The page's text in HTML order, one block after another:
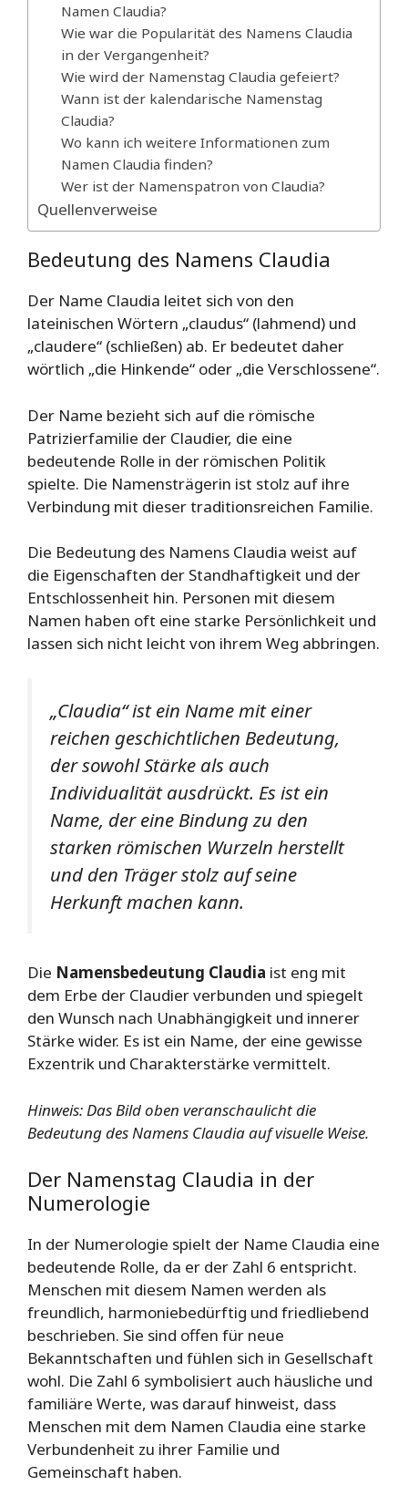
Namen Claudia?
Wie war die Popularität des Namens Claudia
in der Vergangenheit?
Wie wird der Namenstag Claudia gefeiert?
Wann ist der kalendarische Namenstag
Claudia?
Wo kann ich weitere Informationen zum
Namen Claudia finden?
Wer ist der Namenspatron von Claudia?
Quellenverweise
Bedeutung des Namens Claudia
Der Name Claudia leitet sich von den
lateinischen Wörtern „claudus“ (lahmend) und
„claudere“ (schließen) ab. Er bedeutet daher
wörtlich „die Hinkende“ oder „die Verschlossene“.
Der Name bezieht sich auf die römische
Patrizierfamilie der Claudier, die eine
bedeutende Rolle in der römischen Politik
spielte. Die Namensträgerin ist stolz auf ihre
Verbindung mit dieser traditionsreichen Familie.
Die Bedeutung des Namens Claudia weist auf
die Eigenschaften der Standhaftigkeit und der
Entschlossenheit hin. Personen mit diesem
Namen haben oft eine starke Persönlichkeit und
lassen sich nicht leicht von ihrem Weg abbringen.
„Claudia“ ist ein Name mit einer
reichen geschichtlichen Bedeutung,
der sowohl Stärke als auch
Individualität ausdrückt. Es ist ein
Name, der eine Bindung zu den
starken römischen Wurzeln herstellt
und den Träger stolz auf seine
Herkunft machen kann.
Die Namensbedeutung Claudia ist eng mit
dem Erbe der Claudier verbunden und spiegelt
den Wunsch nach Unabhängigkeit und innerer
Stärke wider. Es ist ein Name, der eine gewisse
Exzentrik und Charakterstärke vermittelt.
Hinweis: Das Bild oben veranschaulicht die
Bedeutung des Namens Claudia auf visuelle Weise.
Der Namenstag Claudia in der
Numerologie
In der Numerologie spielt der Name Claudia eine
bedeutende Rolle, da er der Zahl 6 entspricht.
Menschen mit diesem Namen werden als
freundlich, harmoniebedürftig und friedliebend
beschrieben. Sie sind offen für neue
Bekanntschaften und fühlen sich in Gesellschaft
wohl. Die Zahl 6 symbolisiert auch häusliche und
familiäre Werte, was darauf hinweist, dass
Menschen mit dem Namen Claudia eine starke
Verbundenheit zu ihrer Familie und
Gemeinschaft haben.